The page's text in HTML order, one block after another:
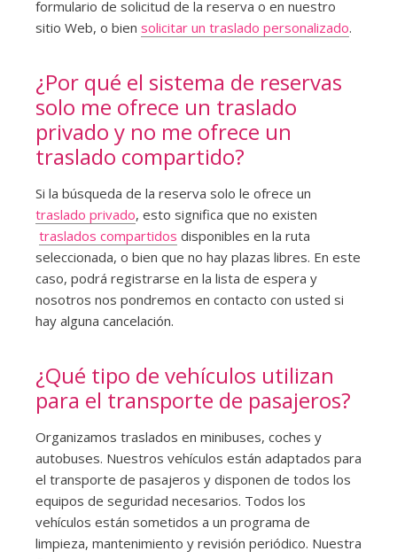
formulario de solicitud de la reserva o en nuestro
sitio Web, o bien solicitar un traslado personalizado.
¿Por qué el sistema de reservas
solo me ofrece un traslado
privado y no me ofrece un
traslado compartido?
Si la búsqueda de la reserva solo le ofrece un
traslado privado, esto significa que no existen
traslados compartidos disponibles en la ruta
seleccionada, o bien que no hay plazas libres. En este
caso, podrá registrarse en la lista de espera y
nosotros nos pondremos en contacto con usted si
hay alguna cancelación.
¿Qué tipo de vehículos utilizan
para el transporte de pasajeros?
Organizamos traslados en minibuses, coches y
autobuses. Nuestros vehículos están adaptados para
el transporte de pasajeros y disponen de todos los
equipos de seguridad necesarios. Todos los
vehículos están sometidos a un programa de
limpieza, mantenimiento y revisión periódico. Nuestra